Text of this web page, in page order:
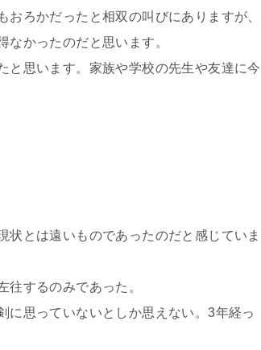
おろかだったと相双の叫びにありますが、
かったのだと思います。
と思います。家族や学校の先生や友達に今
とは遠いものであったのだと感じていま
するのみであった。
に思っていないとしか思えない。3年経っ